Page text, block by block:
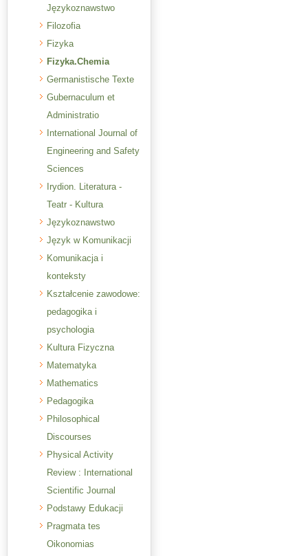
Językoznawstwo
Filozofia
Fizyka
Fizyka.Chemia
Germanistische Texte
Gubernaculum et
Administratio
International Journal of
Engineering and Safety
Sciences
Irydion. Literatura -
Teatr - Kultura
Językoznawstwo
Język w Komunikacji
Komunikacja i
konteksty
Kształcenie zawodowe:
pedagogika i
psychologia
Kultura Fizyczna
Matematyka
Mathematics
Pedagogika
Philosophical
Discourses
Physical Activity
Review : International
Scientific Journal
Podstawy Edukacji
Pragmata tes
Oikonomias